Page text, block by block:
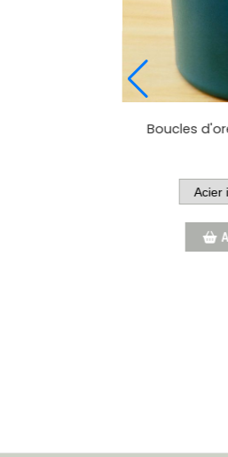
Bracelet Agate de botswana 6mm